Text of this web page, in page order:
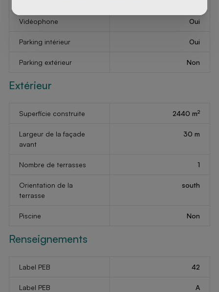
Vidéophone Oui
Parking intérieur Oui
Parking extérieur Non
Extérieur
Superficie construite 2440 m2
Largeur de la façade
avant
30 m
Nombre de terrasses 1
Orientation de la
terrasse
south
Piscine Non
Renseignements
Label PEB 42
Label PEB A